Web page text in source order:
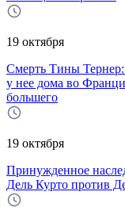
19 октября
Смерть Тины
у нее дома во
большего
19 октября
Принужденное
Дель Курто против